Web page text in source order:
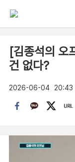
[김종석의 오
건 없다?
2026-06-04 20:43